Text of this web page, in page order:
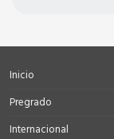
Inicio
Pregrado
Internacional